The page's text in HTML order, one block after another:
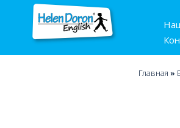
Главная »